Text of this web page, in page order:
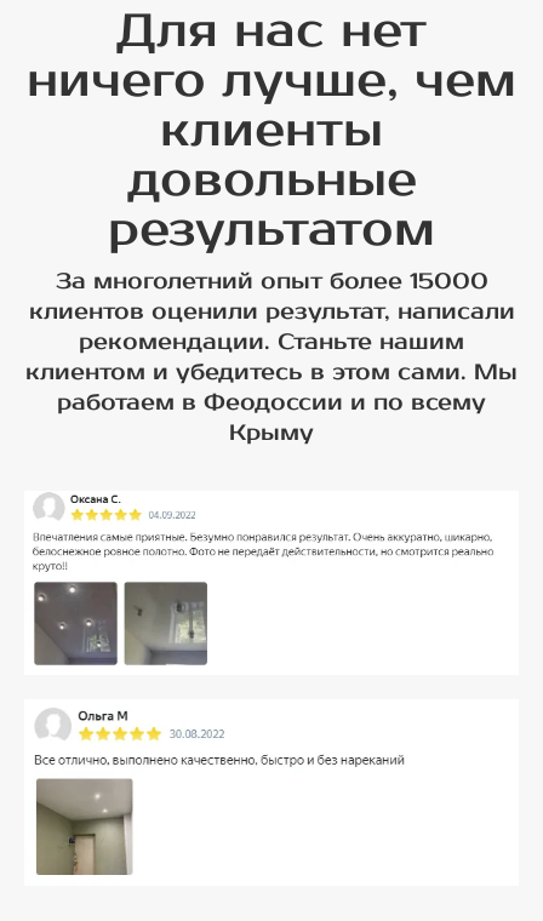
Для нас нет
ничего лучше, чем
клиенты
довольные
результатом
За многолетний опыт более 15000
клиентов оценили результат, написали
рекомендации. Станьте нашим
клиентом и убедитесь в этом сами. Мы
работаем в Феодоссии и по всему
Крыму